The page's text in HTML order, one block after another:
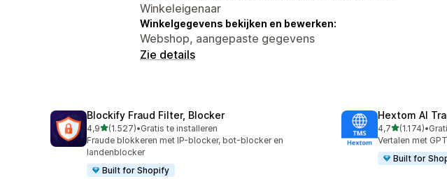
Winkeleigenaar
Winkelgegevens bekijken en bewerken:
Webshop, aangepaste gegevens
Zie details
Blockify Fraud Filter, Blocker
4,9van 5 sterren
(1.527)
1527 recensies in totaal
•Gratis te installeren
Fraude blokkeren met IP-blocker, bot-blocker en
landenblocker
Built for Shopify
Hextom AI
4,7van 5 sterren
(1.174)
1174 recensies
•
Vertalen met
Built for